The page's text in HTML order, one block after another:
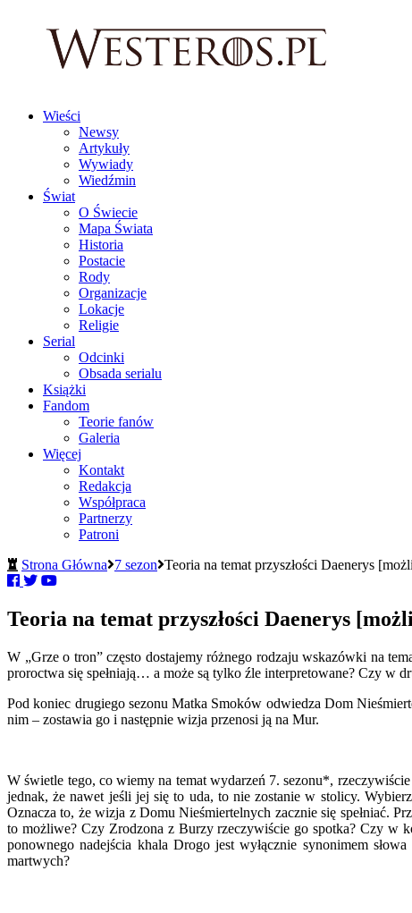
Wieści
Newsy
Artykuły
Wywiady
Wiedźmin
Świat
O Świecie
Mapa Świata
Historia
Postacie
Rody
Organizacje
Lokacje
Religie
Serial
Odcinki
Obsada serialu
Książki
Fandom
Teorie fanów
Galeria
Więcej
Kontakt
Redakcja
Współpraca
Partnerzy
Patroni
Strona Główna 7 sezon Teoria na temat przyszłości Daenerys
Teoria na temat przyszłości Daenerys
W „Grze o tron” często dostajemy różnego rodzaju wskazówki na
proroctwa się spełniają… a może są tylko źle interpretowane? Czy w
Pod koniec drugiego sezonu Matka Smoków odwiedza Dom
nim – zostawia go i następnie wizja przenosi ją na Mur.
W świetle tego, co wiemy na temat wydarzeń 7. sezonu*,
jednak, że nawet jeśli jej się to uda, to nie zostanie w stolicy.
Oznacza to, że wizja z Domu Nieśmiertelnych zacznie się spełniać.
to możliwe? Czy Zrodzona z Burzy rzeczywiście go spotka? Czy w
ponownego nadejścia khala Drogo jest wyłącznie synonimem
martwych?